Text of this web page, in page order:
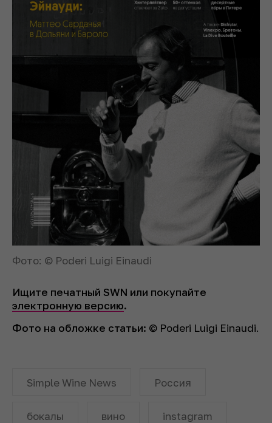
Фото: © Poderi Luigi Einaudi
Ищите печатный SWN или покупайте
электронную версию.
Фото на обложке статьи: © Poderi Luigi Einaudi.
Simple Wine News Россия
бокалы вино instagram